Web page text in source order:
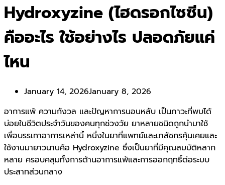
Hydroxyzine (ไฮดรอกไซซีน)
คืออะไร ใช้อย่างไร ปลอดภัยแค่
ไหน
January 14, 2026January 8, 2026
อาการแพ้ ความกังวล และปัญหาการนอนหลับ เป็นภาวะที่พบได้
บ่อยในชีวิตประจำวันของคนทุกช่วงวัย ยาหลายชนิดถูกนำมาใช้
เพื่อบรรเทาอาการเหล่านี้ หนึ่งในยาที่แพทย์และเภสัชกรคุ้นเคยและ
ใช้งานมายาวนานคือ Hydroxyzine ซึ่งเป็นยาที่มีคุณสมบัติหลาก
หลาย ครอบคลุมทั้งการต้านอาการแพ้และการออกฤทธิ์ต่อระบบ
ประสาทส่วนกลาง